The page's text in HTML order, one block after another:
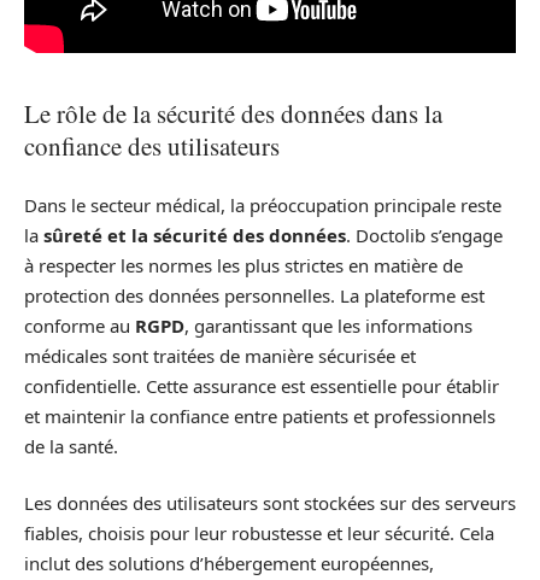
Le rôle de la sécurité des données dans la
confiance des utilisateurs
Dans le secteur médical, la préoccupation principale reste
la sûreté et la sécurité des données. Doctolib s’engage
à respecter les normes les plus strictes en matière de
protection des données personnelles. La plateforme est
conforme au RGPD, garantissant que les informations
médicales sont traitées de manière sécurisée et
confidentielle. Cette assurance est essentielle pour établir
et maintenir la confiance entre patients et professionnels
de la santé.
Les données des utilisateurs sont stockées sur des serveurs
fiables, choisis pour leur robustesse et leur sécurité. Cela
inclut des solutions d’hébergement européennes,